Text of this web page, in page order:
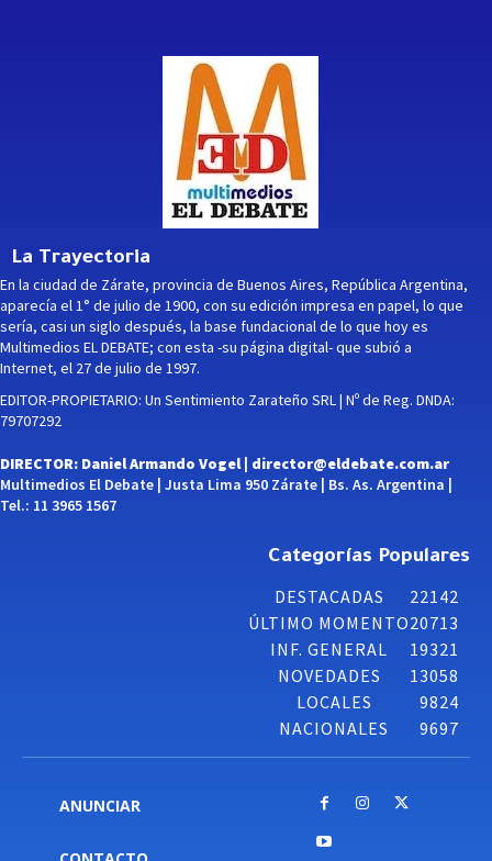
La Trayectoria
En la ciudad de Zárate, provincia de Buenos Aires, República Argentina,
aparecía el 1° de julio de 1900, con su edición impresa en papel, lo que
sería, casi un siglo después, la base fundacional de lo que hoy es
Multimedios EL DEBATE; con esta -su página digital- que subió a
Internet, el 27 de julio de 1997.
EDITOR-PROPIETARIO: Un Sentimiento Zarateño SRL | Nº de Reg. DNDA:
79707292
DIRECTOR: Daniel Armando Vogel | director@eldebate.com.ar
Multimedios El Debate | Justa Lima 950 Zárate | Bs. As. Argentina |
Tel.: 11 3965 1567
Categorías Populares
DESTACADAS
22142
ÚLTIMO MOMENTO20713
INF. GENERAL
19321
NOVEDADES
13058
LOCALES
9824
NACIONALES
9697
ANUNCIAR